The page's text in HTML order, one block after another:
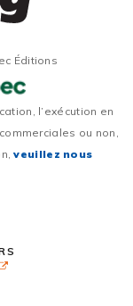
Éditions
l’exécution en
ou non,
veuillez nous